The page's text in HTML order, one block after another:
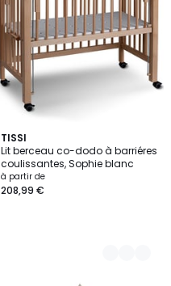
TISSI
Lit berceau co-dodo à barriéres
coulissantes, Sophie blanc
à partir de
208,99 €
2
Couleurs